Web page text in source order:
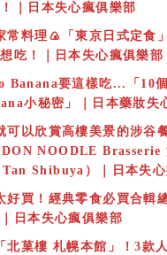
｜日本失心瘋俱樂部
常料理🍙「東京日式定食
吃！｜日本失心瘋俱樂部
Banana要這樣吃...「10
小秘密」｜日本藥妝失
可以欣賞高樓美景的涉谷
NOODLE Brasserie
Tan Shibuya）｜日本失
好買！經典零食必買合輯
日本失心瘋俱樂部
北菓樓 札幌本館」！3款